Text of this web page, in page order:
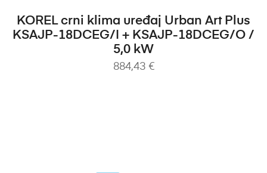
DODAJ U KOŠARICU
KOREL crni klima uređaj Urban Art Plus
KSAJP-18DCEG/I + KSAJP-18DCEG/O /
5,0 kW
884,43 €